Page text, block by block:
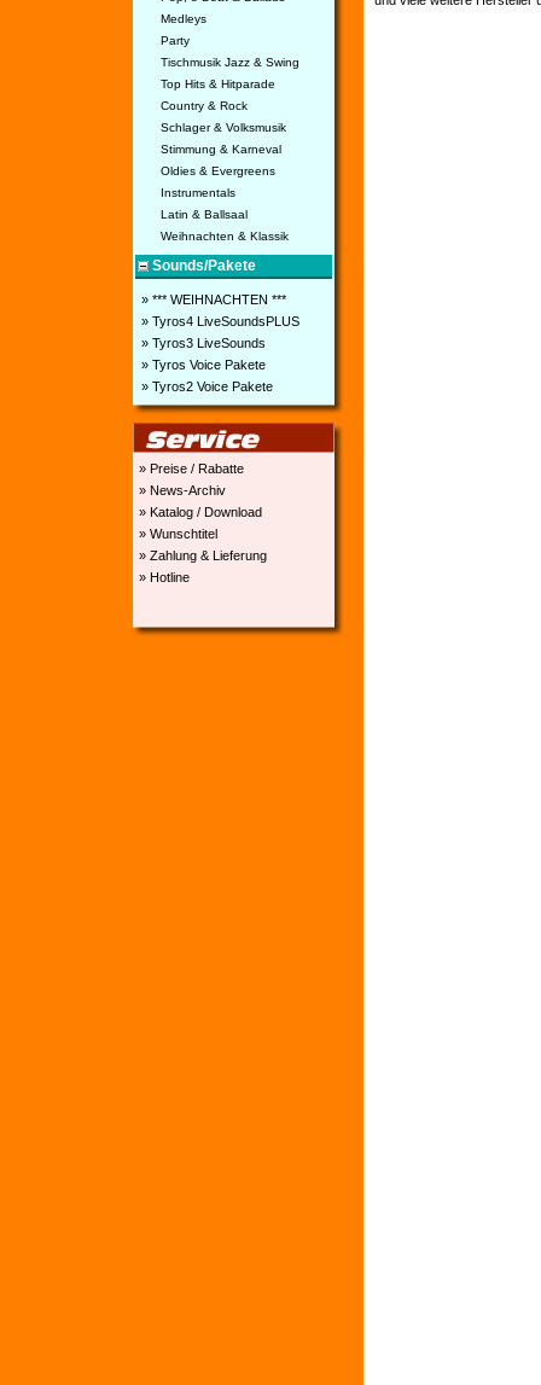
Medleys
Party
Tischmusik Jazz & Swing
Top Hits & Hitparade
Country & Rock
Schlager & Volksmusik
Stimmung & Karneval
Oldies & Evergreens
Instrumentals
Latin & Ballsaal
Weihnachten & Klassik
Sounds/Pakete
» *** WEIHNACHTEN ***
» Tyros4 LiveSoundsPLUS
» Tyros3 LiveSounds
» Tyros Voice Pakete
» Tyros2 Voice Pakete
» Preise / Rabatte
» News-Archiv
» Katalog / Download
» Wunschtitel
» Zahlung & Lieferung
» Hotline